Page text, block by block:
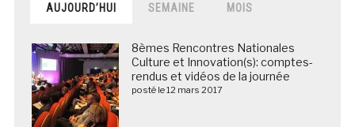
AUJOURD’HUI SEMAINE MOIS
8èmes Rencontres Nationales
Culture et Innovation(s): comptes-
rendus et vidéos de la journée
posté le 12 mars 2017